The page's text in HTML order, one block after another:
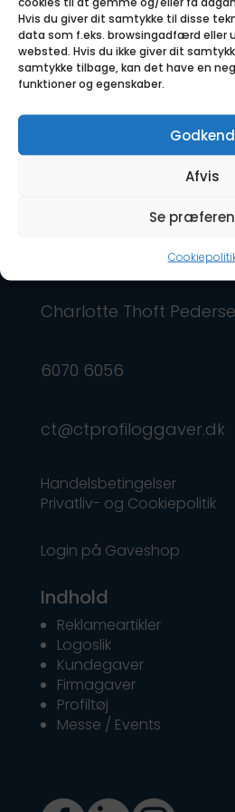
Hvis du giver dit samtykke til disse
data som f.eks. browsingadfærd eller
websted. Hvis du ikke giver dit
samtykke tilbage, kan det have en
funktioner og egenskaber.
Godkend
Afvis
Se
CT Profil & Gaver
Charlotte Thoft
6070 6056
ct@ctprofiloggaver.dk
Handelsbetingelser
Privatliv- og Cookiepolitik
Login på Gaveshop
Indhold
Reklameartikler
Logoslik
Kundegaver
Firmagaver
Profiltøj
Messe / Events